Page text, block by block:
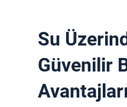
Su
Güvenilir
Avantajları